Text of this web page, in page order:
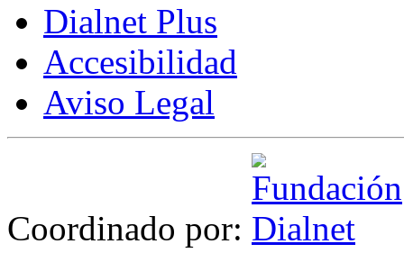
Dialnet Plus
Accesibilidad
Aviso Legal
Coordinado por: